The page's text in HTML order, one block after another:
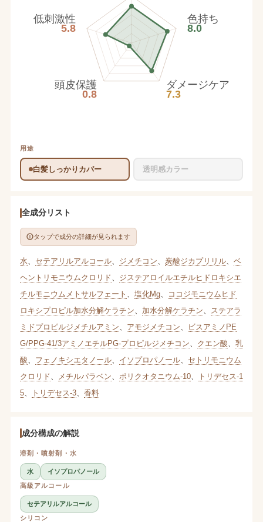
色持ち
8.0
ダメージケア
7.3
頭皮保護
0.8
低刺激性
5.8
用途
白髪しっかりカバー 透明感カラー
全成分リスト
タップで成分の詳細が見られます
水 セテアリルアルコール、 ジメチコン 炭酸ジカプリリル、 ベ
ヘントリモニウムクロリド
ジステアロイルエチルヒドロキシエ
チルモニウムメトサルフェート
塩化Mg、
ココジモニウムヒド
ロキシプロピル加水分解ケラチン
加水分解ケラチン
ステアラ
ミドプロピルジメチルアミン
アモジメチコン
ビスアミノPE
G/PPG-41/3アミノエチルPG-プロピルジメチコン
クエン酸
乳
酸
フェノキシエタノール、 イソプロパノール、 セトリモニウム
クロリド
メチルパラベン ポリクオタニウム-10、
トリデセス-1
5、 トリデセス-3、 香料
成分構成の解説
溶剤・噴射剤・水
水
イソプロパノール
高級アルコール
セテアリルアルコール
シリコン